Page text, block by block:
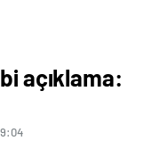
açıklama: